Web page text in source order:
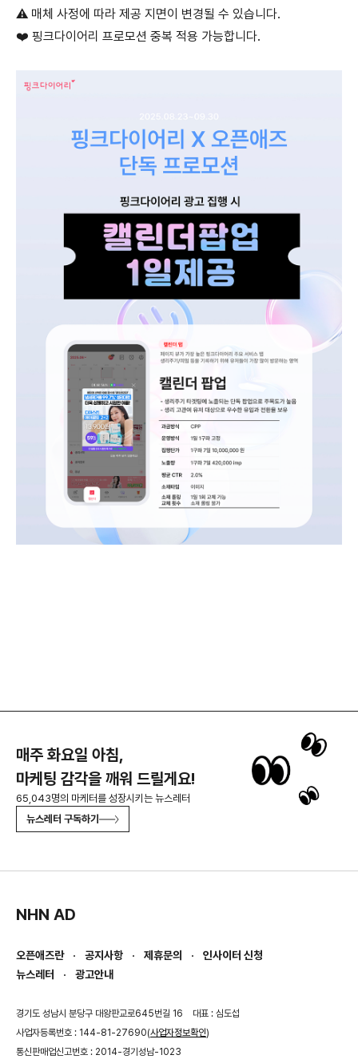
⚠️ 매체 사정에 따라 제공 지면이 변경될 수 있습니다.
❤️ 핑크다이어리 프로모션 중복 적용 가능합니다.
매주 화요일 아침,
마케팅 감각을 깨워 드릴게요!
65,043명의 마케터를 성장시키는 뉴스레터
뉴스레터 구독하기
NHN AD
오픈애즈란 공지사항 제휴문의
인사이터 신청
뉴스레터
광고안내
경기도 성남시 분당구 대왕판교로645번길 16
대표 : 심도섭
사업자등록번호 : 144-81-27690(사업자정보확인)
통신판매업신고번호 : 2014-경기성남-1023